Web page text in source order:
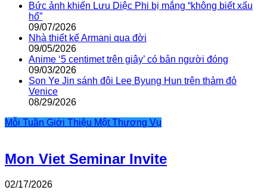
Bức ảnh khiến Lưu Diệc Phi bị mắng “không biết xấu
hổ”
09/07/2026
Nhà thiết kế Armani qua đời
09/05/2026
Anime ‘5 centimet trên giây’ có bản người đóng
09/03/2026
Son Ye Jin sánh đôi Lee Byung Hun trên thảm đỏ
Venice
08/29/2026
Mỗi Tuần Giới Thiệu Một Thương Vụ
Mon Viet Seminar Invite
02/17/2026